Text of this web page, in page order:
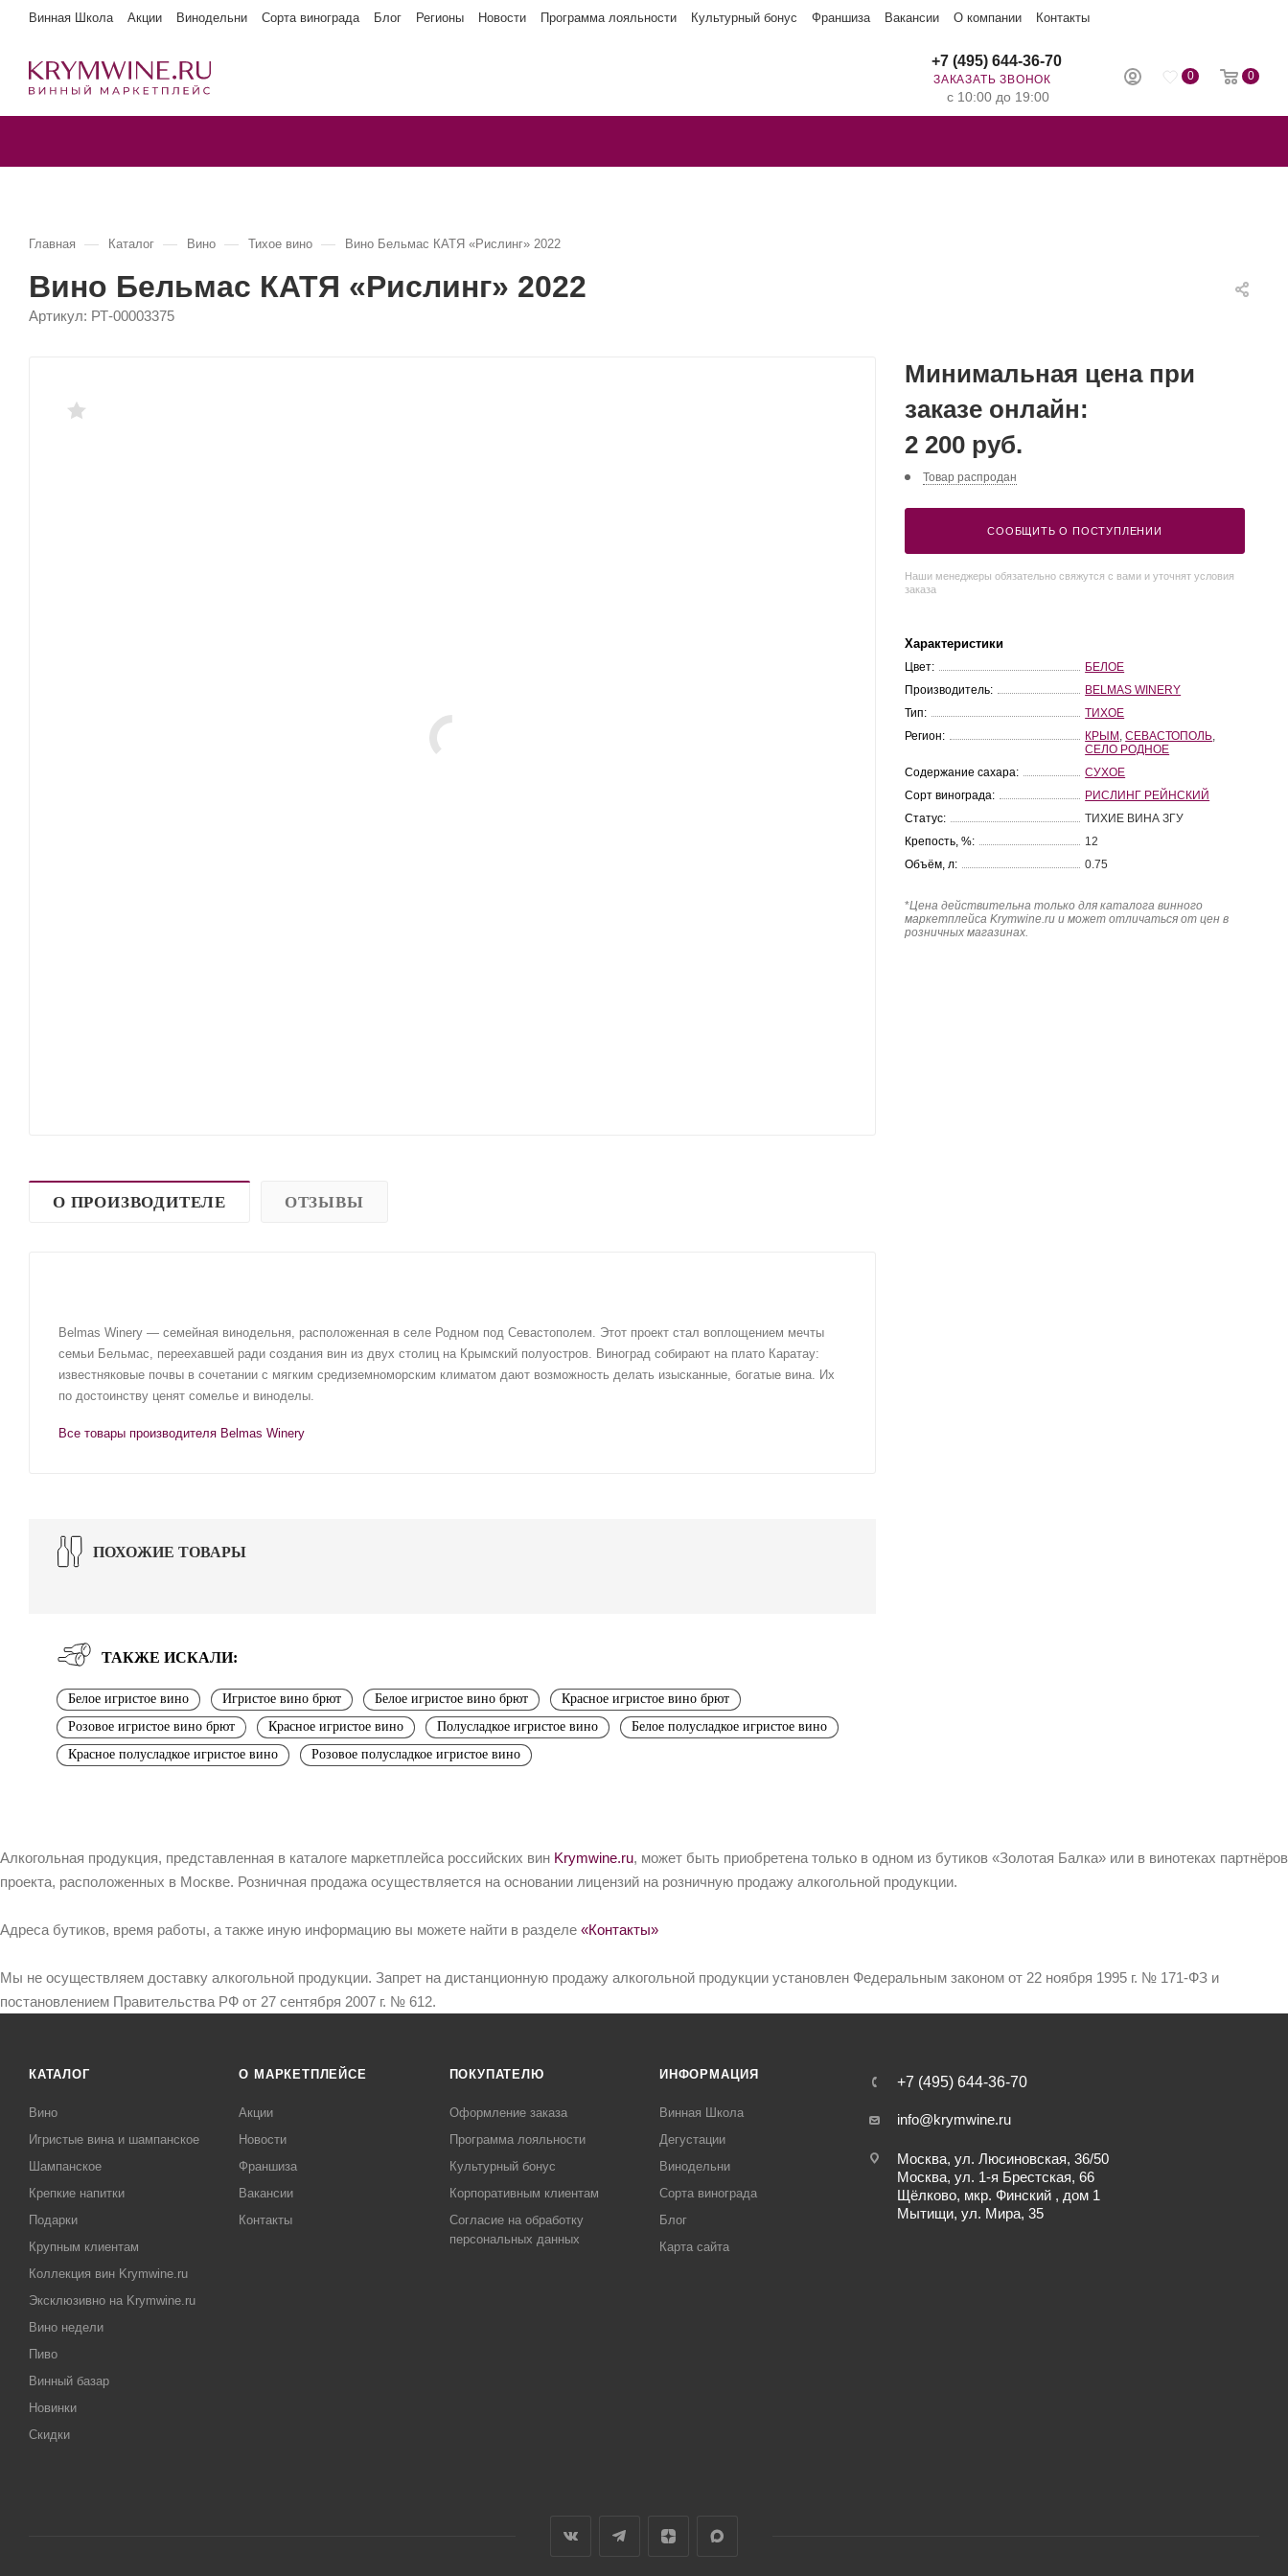
Винная Школа Акции Винодельни Сорта винограда Блог Регионы Новости Программа лояльности Культурный бонус Франшиза Вакансии О компании Контакты
0 0
+7 (495) 644-36-70
ЗАКАЗАТЬ ЗВОНОК
с 10:00 до 19:00
Главная — Каталог — Вино — Тихое вино — Вино Бельмас КАТЯ «Рислинг» 2022
Вино Бельмас КАТЯ «Рислинг» 2022
Артикул: РТ-00003375
О ПРОИЗВОДИТЕЛЕ ОТЗЫВЫ
Belmas Winery — семейная винодельня, расположенная в селе Родном под Севастополем. Этот проект стал воплощением мечты
семьи Бельмас, переехавшей ради создания вин из двух столиц на Крымский полуостров. Виноград собирают на плато Каратау:
известняковые почвы в сочетании с мягким средиземноморским климатом дают возможность делать изысканные, богатые вина. Их
по достоинству ценят сомелье и виноделы.
Все товары производителя Belmas Winery
ПОХОЖИЕ ТОВАРЫ
ТАКЖЕ ИСКАЛИ:
Белое игристое вино Игристое вино брют Белое игристое вино брют
Красное игристое вино брют
Розовое игристое вино брют
Красное игристое вино Полусладкое игристое вино
Белое полусладкое игристое вино
Красное полусладкое игристое вино
Розовое полусладкое игристое вино
Минимальная цена при
заказе онлайн:
2 200 руб.
Товар распродан
СООБЩИТЬ О ПОСТУПЛЕНИИ
Наши менеджеры обязательно свяжутся с вами и уточнят условия
заказа
Характеристики
Цвет:
БЕЛОЕ
Производитель:
BELMAS WINERY
Тип:
ТИХОЕ
Регион:
КРЫМ ,СЕВАСТОПОЛЬ
СЕЛО РОДНОЕ
Содержание сахара:
СУХОЕ
Сорт винограда:
РИСЛИНГ РЕЙНСКИЙ
Статус:
ТИХИЕ ВИНА ЗГУ
Крепость, %:
12
Объём, л:
0.75
*Цена действительна только для каталога винного
маркетплейса Krymwine.ru и может отличаться от цен в
розничных магазинах.
Алкогольная продукция, представленная в каталоге маркетплейса российских вин Krymwine.ru, может быть приобретена только в одном из бутиков «Золотая Балка» или в винотеках партнёров
проекта, расположенных в Москве. Розничная продажа осуществляется на основании лицензий на розничную продажу алкогольной продукции.
Адреса бутиков, время работы, а также иную информацию вы можете найти в разделе «Контакты»
Мы не осуществляем доставку алкогольной продукции. Запрет на дистанционную продажу алкогольной продукции установлен Федеральным законом от 22 ноября 1995 г. № 171-ФЗ и
постановлением Правительства РФ от 27 сентября 2007 г. № 612.
КАТАЛОГ
Вино
Игристые вина и шампанское
Шампанское
Крепкие напитки
Подарки
Крупным клиентам
Коллекция вин Krymwine.ru
Эксклюзивно на Krymwine.ru
Вино недели
Пиво
Винный базар
Новинки
Скидки
О МАРКЕТПЛЕЙСЕ
Акции
Новости
Франшиза
Вакансии
Контакты
ПОКУПАТЕЛЮ
Оформление заказа
Программа лояльности
Культурный бонус
Корпоративным клиентам
Согласие на обработку
персональных данных
ИНФОРМАЦИЯ
Винная Школа
Дегустации
Винодельни
Сорта винограда
Блог
Карта сайта
+7 (495) 644-36-70
info@krymwine.ru
Москва, ул. Люсиновская, 36/50
Москва, ул. 1-я Брестская, 66
Щёлково, мкр. Финский , дом 1
Мытищи, ул. Мира, 35